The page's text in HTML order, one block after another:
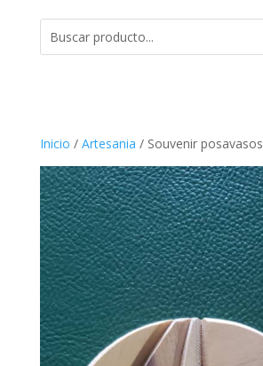
Inicio / Artesania / Souvenir posavasos